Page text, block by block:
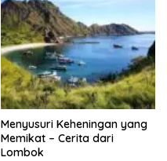
Menyusuri Keheningan yang
Memikat – Cerita dari
Lombok